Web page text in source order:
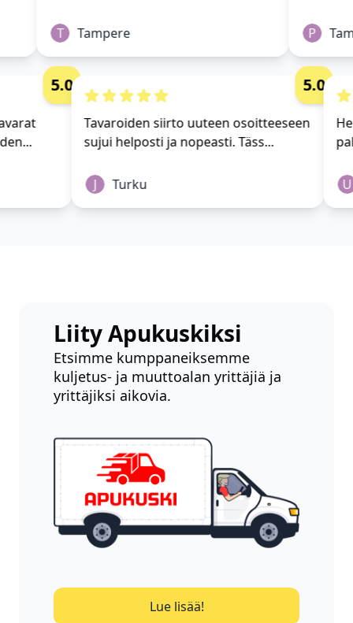
T Tampere P
5.0
Tavaroiden siirto uuteen osoitteeseen
sujui helposti ja nopeasti. Täss...
Turku
5.0
Liity Apukuskiksi
Etsimme kumppaneiksemme
kuljetus- ja muuttoalan yrittäjiä ja
yrittäjiksi aikovia.
Lue lisää!